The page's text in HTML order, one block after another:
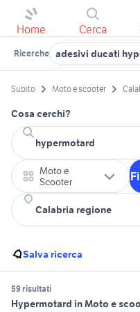
Home Cerca
Ricerche adesivi ducati
Subito Moto e scooter
Cosa cerchi?
Moto e
Scooter
Salva ricerca
59 risultati
Hypermotard in Moto e